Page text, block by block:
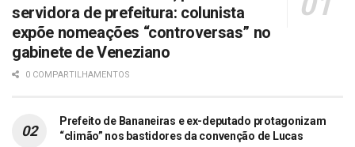
servidora de prefeitura: colunista
expõe nomeações “controversas” no
gabinete de Veneziano
0 COMPARTILHAMENTOS
Prefeito de Bananeiras e ex-deputado protagonizam
“climão” nos bastidores da convenção de Lucas